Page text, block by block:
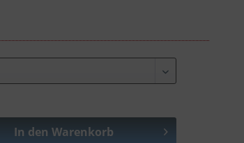
In den Warenkorb